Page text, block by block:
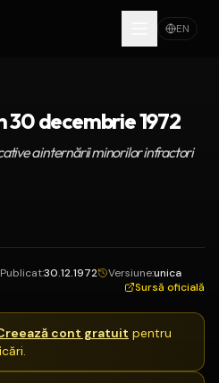
EN
30 decembrie 1972
a internării minorilor infractori
Publicat:30.12.1972 Versiune:unica
Sursă oficială
cont gratuit pentru